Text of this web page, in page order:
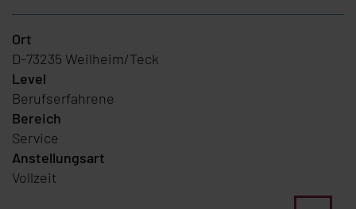
Ort
D-73235 Weilheim/Teck
Level
Berufserfahrene
Bereich
Service
Anstellungsart
Vollzeit